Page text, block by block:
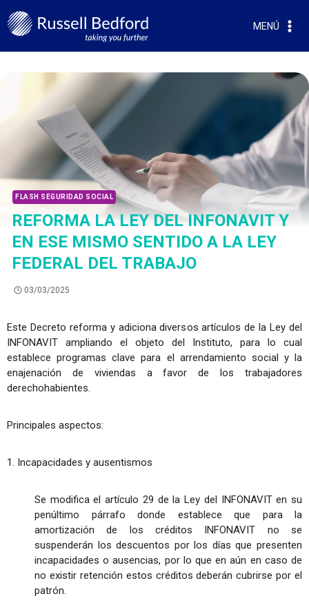
MENÚ
FLASH SEGURIDAD SOCIAL
REFORMA LA LEY DEL INFONAVIT Y
EN ESE MISMO SENTIDO A LA LEY
FEDERAL DEL TRABAJO
03/03/2025
Este Decreto reforma y adiciona diversos artículos de la Ley del
INFONAVIT ampliando el objeto del Instituto, para lo cual
establece programas clave para el arrendamiento social y la
enajenación de viviendas a favor de los trabajadores
derechohabientes.
Principales aspectos:
1. Incapacidades y ausentismos
Se modifica el artículo 29 de la Ley del INFONAVIT en su
penúltimo párrafo donde establece que para la
amortización de los créditos INFONAVIT no se
suspenderán los descuentos por los días que presenten
incapacidades o ausencias, por lo que en aún en caso de
no existir retención estos créditos deberán cubrirse por el
patrón.